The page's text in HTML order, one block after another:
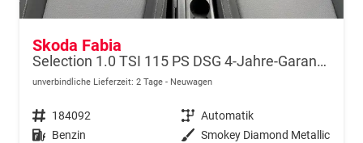
Skoda Fabia
Selection 1.0 TSI 115 PS DSG 4-Jahre-Garantie-AppleCarPlay-AndroidAuto-LED-2x PDC-Rückfahrkamera-Sitzheizung-DAB-Klima-Tempomat
unverbindliche Lieferzeit: 2 Tage Neuwagen
Fahrzeugnr. 184092 Getriebe Automatik
Kraftstoff Benzin Außenfarbe Smokey Diamond Metallic